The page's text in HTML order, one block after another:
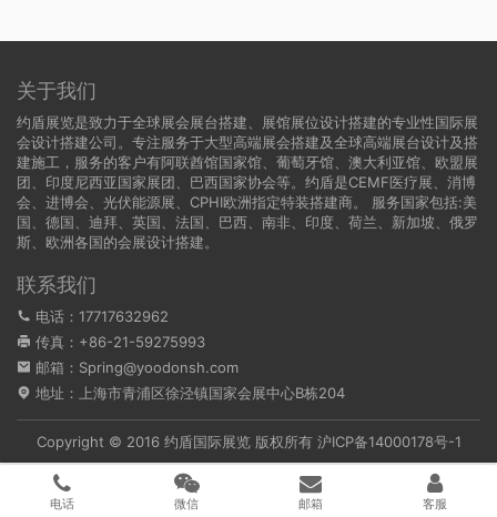
关于我们
约盾展览是致力于全球展会展台搭建、展馆展位设计搭建的专业性国际展
会设计搭建公司。专注服务于大型高端展会搭建及全球高端展台设计及搭
建施工，服务的客户有阿联酋馆国家馆、葡萄牙馆、澳大利亚馆、欧盟展
团、印度尼西亚国家展团、巴西国家协会等。约盾是CEMF医疗展、消博
会、进博会、光伏能源展、CPHI欧洲指定特装搭建商。 服务国家包括:美
国
德国 、迪拜、英国、法国、巴西、南非、印度、荷兰、新加坡、俄罗
斯、欧洲各国的会展设计搭建。
联系我们
电话：17717632962
传真：+86-21-59275993
邮箱：Spring@yoodonsh.com
地址：上海市青浦区徐泾镇国家会展中心B栋204
Copyright © 2016 约盾国际展览 版权所有 沪ICP备14000178号-1
电话 微信 邮箱 客服